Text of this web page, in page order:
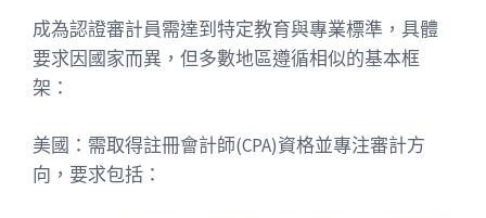
成為認證審計員需達到特定教育與專業標準，具體
要求因國家而異，但多數地區遵循相似的基本框
架：
美國：需取得註冊會計師(CPA)資格並專注審計方
向，要求包括：